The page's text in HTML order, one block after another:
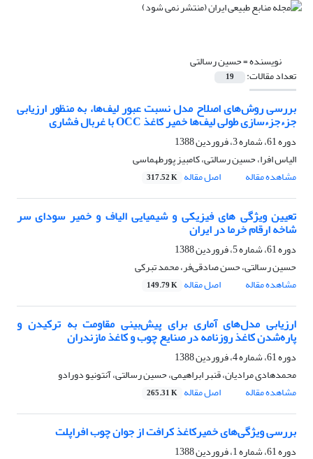
نویسنده =حسین رسالتی
تعداد مقالات: 19
بررسی روش‌های اصلاح مدل نسبت عبور لیف‌ها، به منظور ارزیابی
جزءجزءسازی طولی لیف‌ها خمیر کاغذ OCC با غربال فشاری
دوره 61، شماره 3، فروردین 1388
الیاس افرا، حسین رسالتی، کامبیز پورطهماسی
مشاهده مقاله
اصل مقاله 317.52 K
تعیین ویژگی های فیزیکی و شیمیایی الیاف و خمیر سودای سر
شاخه ارقام خرما در ایران
دوره 61، شماره 5، فروردین 1388
حسین رسالتی، حسن صادقی‌فر، محمد تبرکی
مشاهده مقاله
اصل مقاله 149.79 K
ارزیابی مدل‌های آماری برای پیش‌بینی مقاومت به ترکیدن و
پاره‌شدن کاغذ روزنامه در صنایع چوب و کاغذ مازندران
دوره 61، شماره 4، فروردین 1388
محمدهادی مرادیان، قنبر ابراهیمی، حسین رسالتی، آنتونیو دورادو
مشاهده مقاله
اصل مقاله 265.31 K
بررسی ویژگی‌های خمیرکاغذ کرافت از جوان چوب افراپلت
دوره 61، شماره 1، فروردین 1388